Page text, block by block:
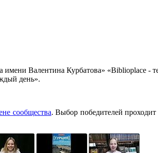
Валентина Курбатова» «Biblioplace -
день».
сообщества. Выбор победителей проходит